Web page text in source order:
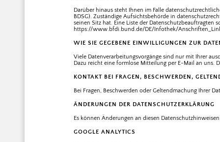
Darüber hinaus steht Ihnen im Falle
BDSG). Zuständige Aufsichtsbehörde in
seinen Sitz hat. Eine Liste der
https://www.bfdi.bund.de/DE/Infothek/
WIE SIE GEGEBENE EINWILLIGUNGEN ZUR
Viele Datenverarbeitungsvorgänge sind nur mit Ihrer
Dazu reicht eine formlose Mitteilung per E-Mail an
KONTAKT BEI FRAGEN, BESCHWERDEN,
Bei Fragen, Beschwerden oder Geltendmachung Ihrer
ÄNDERUNGEN DER DATENSCHUTZERKLÄRUNG
Es können Änderungen an diesen
GOOGLE ANALYTICS